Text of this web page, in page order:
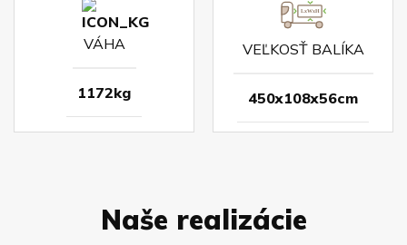
VÁHA
1172kg
VEĽKOSŤ BALÍKA
450x108x56cm
Naše realizácie